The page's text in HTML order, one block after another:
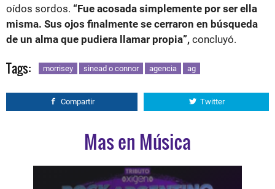
oídos sordos. “Fue acosada simplemente por ser ella
misma. Sus ojos finalmente se cerraron en búsqueda
de un alma que pudiera llamar propia”, concluyó.
Tags: morrisey sinead o connor agencia ag
Compartir Twitter
Mas en Música